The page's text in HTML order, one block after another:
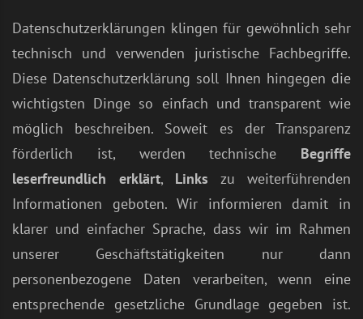
Datenschutzerklärungen klingen für gewöhnlich sehr
technisch und verwenden juristische Fachbegriffe.
Diese Datenschutzerklärung soll Ihnen hingegen die
wichtigsten Dinge so einfach und transparent wie
möglich beschreiben. Soweit es der Transparenz
förderlich ist, werden technische Begriffe
leserfreundlich erklärt, Links zu weiterführenden
Informationen geboten. Wir informieren damit in
klarer und einfacher Sprache, dass wir im Rahmen
unserer Geschäftstätigkeiten nur dann
personenbezogene Daten verarbeiten, wenn eine
entsprechende gesetzliche Grundlage gegeben ist.